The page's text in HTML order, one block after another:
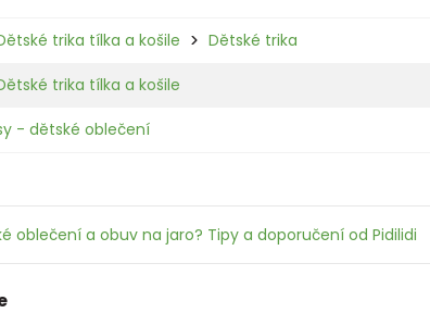
trika tílka a košile Dětské trika
trika tílka a košile
- dětské oblečení
oblečení a obuv na jaro? Tipy a doporučení od Pidilidi